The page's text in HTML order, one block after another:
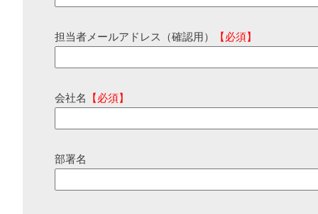
担当者メールアドレス（確認用） 【必須】
会社名 【必須】
部署名